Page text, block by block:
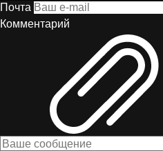
Почта
Комментарий